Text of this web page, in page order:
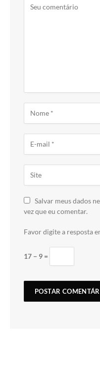
Salvar meus dados
vez que eu comentar.
Favor digite a resposta
17 − 9 =